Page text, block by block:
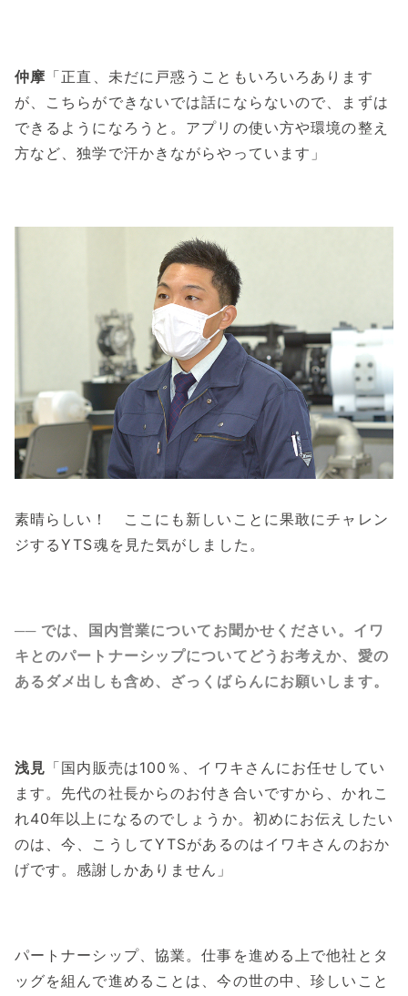
仲摩 「正直、未だに戸惑うこともいろいろあります
が、こちらができないでは話にならないので、まずは
できるようになろうと。アプリの使い方や環境の整え
方など、独学で汗かきながらやっています」
素晴らしい！ ここにも新しいことに果敢にチャレン
ジするYTS魂を見た気がしました。
── では、国内営業についてお聞かせください。イワ
キとのパートナーシップについてどうお考えか、愛の
あるダメ出しも含め、ざっくばらんにお願いします。
浅見 「国内販売は100％、イワキさんにお任せしてい
ます。先代の社長からのお付き合いですから、かれこ
れ40年以上になるのでしょうか。初めにお伝えしたい
のは、今、こうしてYTSがあるのはイワキさんのおか
げです。感謝しかありません」
パートナーシップ、協業。仕事を進める上で他社とタ
ッグを組んで進めることは、今の世の中、珍しいこと